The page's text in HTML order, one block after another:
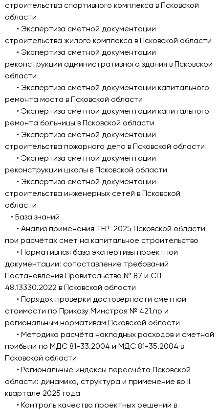
строительства спортивного комплекса в Псковской
области
• Экспертиза сметной документации
строительства жилого комплекса в Псковской области
• Экспертиза сметной документации
реконструкции административного здания в Псковской
области
• Экспертиза сметной документации капитального
ремонта моста в Псковской области
• Экспертиза сметной документации капитального
ремонта больницы в Псковской области
• Экспертиза сметной документации
строительства пожарного депо в Псковской области
• Экспертиза сметной документации
реконструкции школы в Псковской области
• Экспертиза сметной документации
строительства инженерных сетей в Псковской
области
• База знаний
• Анализ применения ТЕР-2025 Псковской области
при расчётах смет на капитальное строительство
• Нормативная база экспертизы проектной
документации: сопоставление требований
Постановления Правительства № 87 и СП
48.13330.2022 в Псковской области
• Порядок проверки достоверности сметной
стоимости по Приказу Минстроя № 421.пр и
региональным нормативам Псковской области
• Методика расчёта накладных расходов и сметной
прибыли по МДС 81-33.2004 и МДС 81-35.2004 в
Псковской области
• Региональные индексы пересчёта Псковской
области: динамика, структура и применение во II
квартале 2025 года
• Контроль качества проектных решений в